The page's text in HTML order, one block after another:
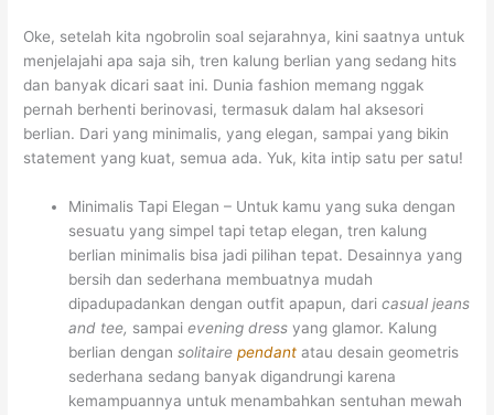
Oke, setelah kita ngobrolin soal sejarahnya, kini saatnya untuk
menjelajahi apa saja sih, tren kalung berlian yang sedang hits
dan banyak dicari saat ini. Dunia fashion memang nggak
pernah berhenti berinovasi, termasuk dalam hal aksesori
berlian. Dari yang minimalis, yang elegan, sampai yang bikin
statement yang kuat, semua ada. Yuk, kita intip satu per satu!
Minimalis Tapi Elegan – Untuk kamu yang suka dengan
sesuatu yang simpel tapi tetap elegan, tren kalung
berlian minimalis bisa jadi pilihan tepat. Desainnya yang
bersih dan sederhana membuatnya mudah
dipadupadankan dengan outfit apapun, daricasual jeans
and tee, sampaievening dressyang glamor. Kalung
berlian dengansolitaire pendant atau desain geometris
sederhana sedang banyak digandrungi karena
kemampuannya untuk menambahkan sentuhan mewah